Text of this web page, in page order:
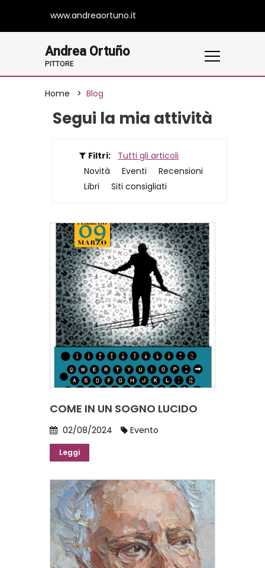
www.andreaortuno.it
Andrea Ortuño
PITTORE
Home Blog
Segui la mia attività
Filtri:
Tutti gli articoli
Novità
Eventi
Recensioni
Libri
Siti consigliati
COME IN UN SOGNO LUCIDO
02/08/2024 Evento
Leggi